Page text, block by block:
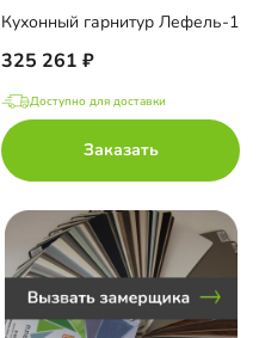
до
Кухонный гарнитур Лефель-1
325 261
Доступно для доставки
Заказать